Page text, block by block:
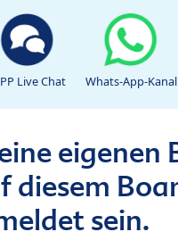
Live Chat Whats-App-Kanal
eigenen
diesem
sein.